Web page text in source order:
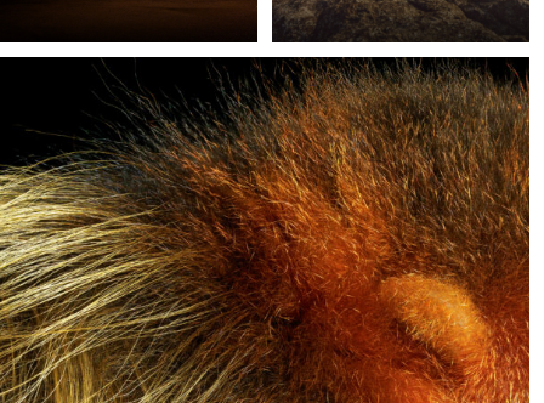
with an interesting idea.
“We would like you to
photograph NBA star
Anthony Davis dunking
the sun.” To which I said,
“Can we also have him
dunk the moon?
For adventure
photographer Jay Kolsch,
a shoot outdoors means
combining the
uncontrolled aspects of
nature with the
challenges of creating a
strong image.